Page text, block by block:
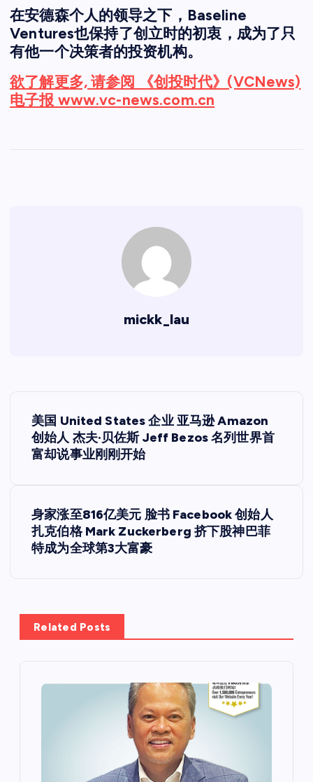
在安德森个人的领导之下，Baseline
Ventures也保持了创立时的初衷，成为了只
有他一个决策者的投资机构。
欲了解更多, 请参阅 《创投时代》(VCNews)
电子报 www.vc-news.com.cn
mickk_lau
文
章
航
美国 United States 企业 亚马逊 Amazon
创始人 杰夫·贝佐斯 Jeff Bezos 名列世界首
富却说事业刚刚开始
身家涨至816亿美元 脸书 Facebook 创始人
扎克伯格 Mark Zuckerberg 挤下股神巴菲
特成为全球第3大富豪
Related Posts